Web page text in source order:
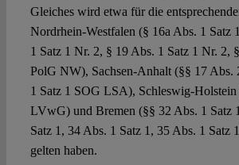
Gleiches wird etwa für die
Nordrhein-Westfalen (§ 16a Abs. 1 Satz
1 Satz 1 Nr. 2, § 19 Abs. 1 Satz 1 Nr. 2,
PolG NW), Sachsen-Anhalt (§§ 17 Abs.
1 Satz 1 SOG LSA), Schleswig-
LVwG) und Bremen (§§ 32 Abs. 1 Satz
Satz 1, 34 Abs. 1 Satz 1, 35 Abs. 1 Satz
gelten haben.